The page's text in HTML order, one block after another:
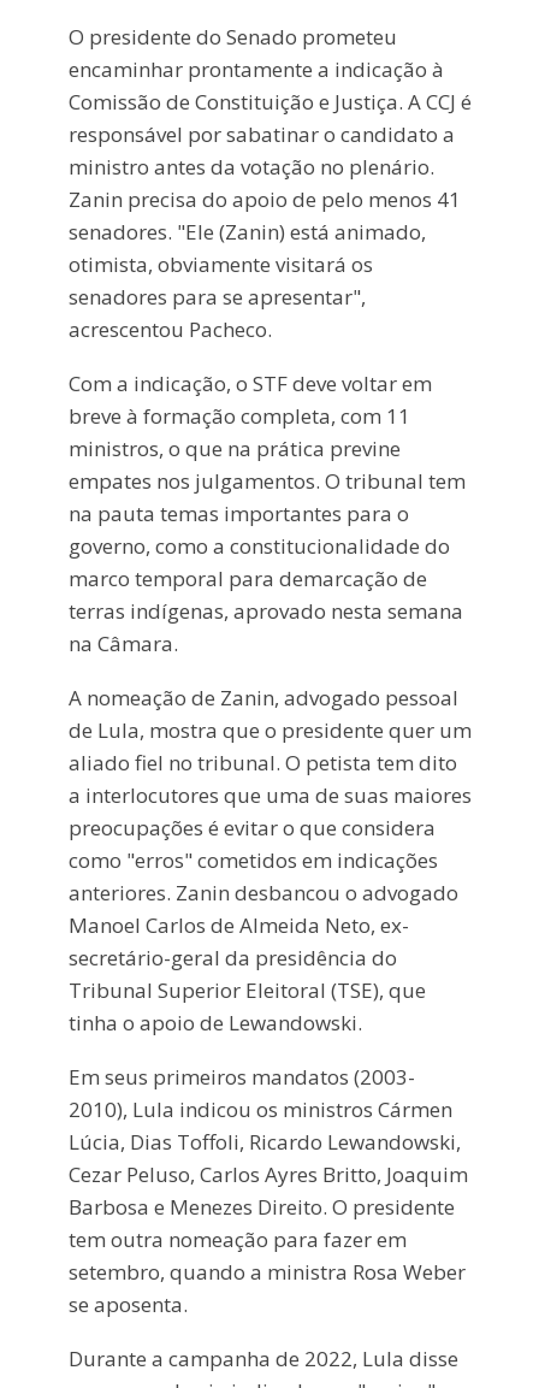
O presidente do Senado prometeu
encaminhar prontamente a indicação à
Comissão de Constituição e Justiça. A CCJ é
responsável por sabatinar o candidato a
ministro antes da votação no plenário.
Zanin precisa do apoio de pelo menos 41
senadores. "Ele (Zanin) está animado,
otimista, obviamente visitará os
senadores para se apresentar",
acrescentou Pacheco.
Com a indicação, o STF deve voltar em
breve à formação completa, com 11
ministros, o que na prática previne
empates nos julgamentos. O tribunal tem
na pauta temas importantes para o
governo, como a constitucionalidade do
marco temporal para demarcação de
terras indígenas, aprovado nesta semana
na Câmara.
A nomeação de Zanin, advogado pessoal
de Lula, mostra que o presidente quer um
aliado fiel no tribunal. O petista tem dito
a interlocutores que uma de suas maiores
preocupações é evitar o que considera
como "erros" cometidos em indicações
anteriores. Zanin desbancou o advogado
Manoel Carlos de Almeida Neto, ex-
secretário-geral da presidência do
Tribunal Superior Eleitoral (TSE), que
tinha o apoio de Lewandowski.
Em seus primeiros mandatos (2003-
2010), Lula indicou os ministros Cármen
Lúcia, Dias Toffoli, Ricardo Lewandowski,
Cezar Peluso, Carlos Ayres Britto, Joaquim
Barbosa e Menezes Direito. O presidente
tem outra nomeação para fazer em
setembro, quando a ministra Rosa Weber
se aposenta.
Durante a campanha de 2022, Lula disse